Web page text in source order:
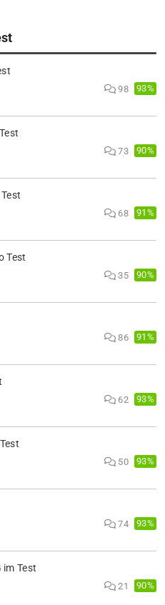
98 93%
73 90%
68 91%
Test
35 90%
86 91%
62 93%
50 93%
74 93%
im Test
21 90%